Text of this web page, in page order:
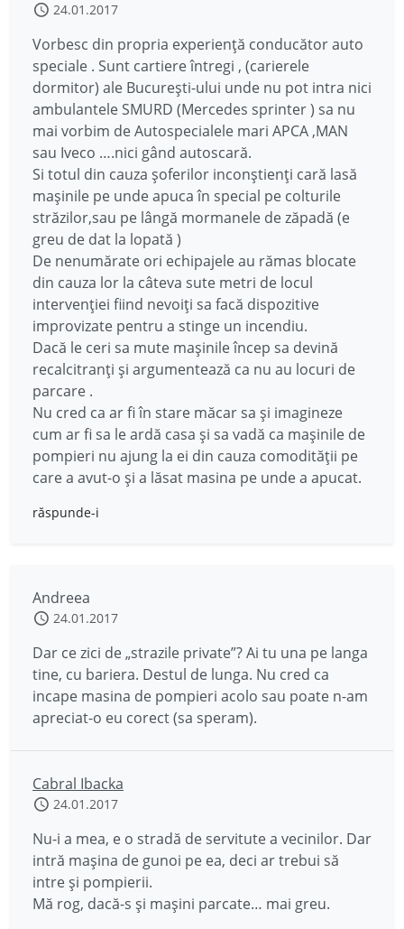
24.01.2017
Vorbesc din propria experiență conducător auto
speciale . Sunt cartiere întregi , (carierele
dormitor) ale București-ului unde nu pot intra nici
ambulantele SMURD (Mercedes sprinter ) sa nu
mai vorbim de Autospecialele mari APCA ,MAN
sau Iveco ….nici gând autoscară.
Si totul din cauza șoferilor inconștienți cară lasă
mașinile pe unde apuca în special pe colturile
străzilor,sau pe lângă mormanele de zăpadă (e
greu de dat la lopată )
De nenumărate ori echipajele au rămas blocate
din cauza lor la câteva sute metri de locul
intervenției fiind nevoiți sa facă dispozitive
improvizate pentru a stinge un incendiu.
Dacă le ceri sa mute mașinile încep sa devină
recalcitranți și argumentează ca nu au locuri de
parcare .
Nu cred ca ar fi în stare măcar sa și imagineze
cum ar fi sa le ardă casa și sa vadă ca mașinile de
pompieri nu ajung la ei din cauza comodității pe
care a avut-o și a lăsat masina pe unde a apucat.
răspunde-i
Andreea
24.01.2017
Dar ce zici de „strazile private”? Ai tu una pe langa
tine, cu bariera. Destul de lunga. Nu cred ca
incape masina de pompieri acolo sau poate n-am
apreciat-o eu corect (sa speram).
Cabral Ibacka
24.01.2017
Nu-i a mea, e o stradă de servitute a vecinilor. Dar
intră mașina de gunoi pe ea, deci ar trebui să
intre și pompierii.
Mă rog, dacă-s și mașini parcate… mai greu.